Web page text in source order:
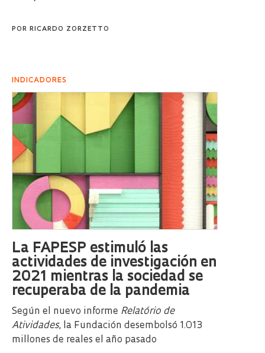
POR RICARDO ZORZETTO
INDICADORES
La FAPESP estimuló las
actividades de investigación en
2021 mientras la sociedad se
recuperaba de la pandemia
Según el nuevo informe Relatório de
Atividades, la Fundación desembolsó 1.013
millones de reales el año pasado